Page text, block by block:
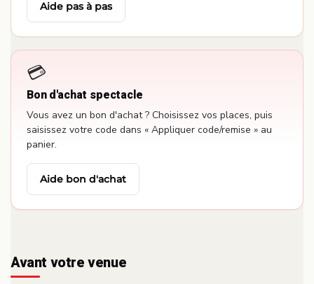
Aide pas à pas
💳
Bon d'achat spectacle
Vous avez un bon d'achat ? Choisissez vos places, puis
saisissez votre code dans « Appliquer code/remise » au
panier.
Aide bon d'achat
Avant votre venue